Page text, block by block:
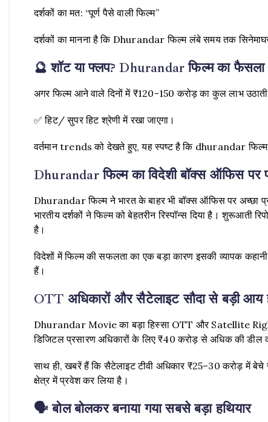
दर्शकों का मत: “पूर्ण पैसे वाली फिल्म”
दर्शकों का मानना है कि Dhurandar फिल्म लंबे समय तक
🔮 शॉट या फ्लप? Dhurandar फिल्म का फैसला
अगर फिल्म आने वाले दिनों में ₹120-150 करोड़ का कुल लाभ
✅ हिट/ सुपर हिट श्रेणी में रखा जाएगा।
वर्तमान trends को देखते हुए, यह स्पष्ट है कि dhurandar फिल्म
Dhurandar फिल्म का विदेशी बॉक्स ऑफिस पर
Dhurandar फिल्म ने भारत के बाहर भी बॉक्स ऑफिस पर अच्छा
भारतीय दर्शकों ने फिल्म को बेहतरीन रिस्पॉन्स दिया है। शुरूआती
है।
विदेशों में फिल्म की सफलता का एक बड़ा कारण इसकी व्यापक
हैं।
OTT अधिकारों और सैटेलाइट सौदा से बड़ी आय
Dhurandar Movie का बड़ा हिस्सा OTT और Satellite
डिजिटल प्रसारण अधिकारों के लिए ₹40 करोड़ से अधिक की डील
साथ ही, खबरें हैं कि सैटेलाइट टीवी अधिकार ₹25–30 करोड़ में बेचे
क्षेत्र में प्रवेश कर लिया है।
🗣 बोल बोलकर बनाया गया सबसे बड़ा हथियार